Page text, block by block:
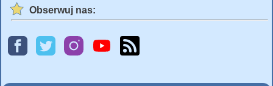
Obserwuj nas: